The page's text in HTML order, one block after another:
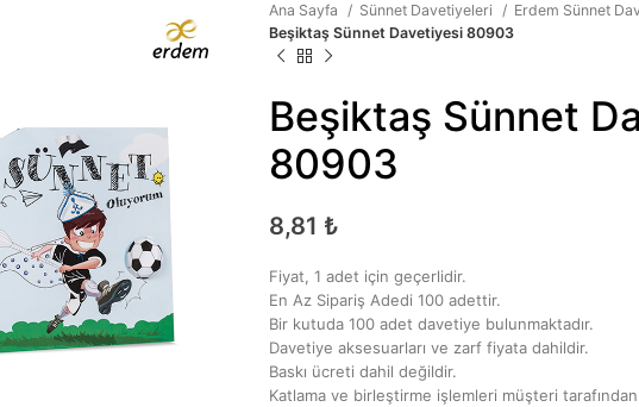
Ana Sayfa Sünnet Davetiyeleri
Erdem Sünnet
Beşiktaş Sünnet Davetiyesi 80903
Beşiktaş Sünnet
80903
8,81 ₺
Fiyat, 1 adet için geçerlidir.
En Az Sipariş Adedi 100 adettir.
Bir kutuda 100 adet davetiye bulunmaktadır.
Davetiye aksesuarları ve zarf fiyata dahildir.
Baskı ücreti dahil değildir.
Katlama ve birleştirme işlemleri müşteri tarafından